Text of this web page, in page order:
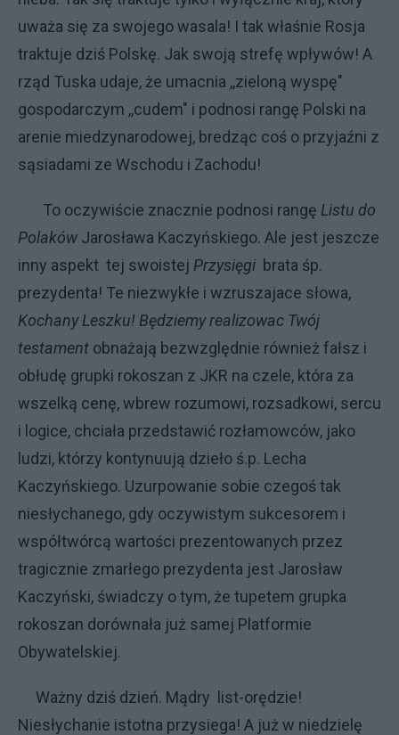
uważa się za swojego wasala! I tak właśnie Rosja
traktuje dziś Polskę. Jak swoją strefę wpływów! A
rząd Tuska udaje, że umacnia ,,zieloną wyspę"
gospodarczym ,,cudem" i podnosi rangę Polski na
arenie miedzynarodowej, bredząc coś o przyjaźni z
sąsiadami ze Wschodu i Zachodu!
To oczywiście znacznie podnosi rangę Listu do
Polaków Jarosława Kaczyńskiego. Ale jest jeszcze
inny aspekt tej swoistej Przysięgi brata śp.
prezydenta! Te niezwykłe i wzruszajace słowa,
Kochany Leszku! Będziemy realizowac Twój
testament obnażają bezwzględnie również fałsz i
obłudę grupki rokoszan z JKR na czele, która za
wszelką cenę, wbrew rozumowi, rozsadkowi, sercu
i logice, chciała przedstawić rozłamowców, jako
ludzi, którzy kontynuują dzieło ś.p. Lecha
Kaczyńskiego. Uzurpowanie sobie czegoś tak
niesłychanego, gdy oczywistym sukcesorem i
współtwórcą wartości prezentowanych przez
tragicznie zmarłego prezydenta jest Jarosław
Kaczyński, świadczy o tym, że tupetem grupka
rokoszan dorównała już samej Platformie
Obywatelskiej.
Ważny dziś dzień. Mądry list-orędzie!
Niesłychanie istotna przysiega! A już w niedzielę